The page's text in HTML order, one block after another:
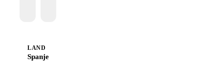
LAND
Spanje